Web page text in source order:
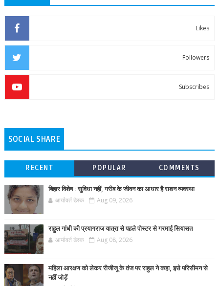
Likes
Followers
Subscribes
SOCIAL SHARE
RECENT POPULAR COMMENTS
बिहार विशेष : सुविधा नहीं, गरीब के जीवन का आधार है राशन व्यवस्था
आर्यावर्त डेस्क Aug 09, 2026
राहुल गांधी की प्रयागराज यात्रा से पहले पोस्टर से गरमाई सियासत
आर्यावर्त डेस्क Aug 08, 2026
महिला आरक्षण को लेकर रीजीजू के तंज पर राहुल ने कहा, इसे परिसीमन से
नहीं जोड़ें